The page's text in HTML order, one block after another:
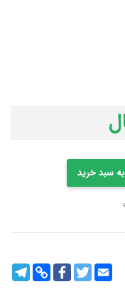
سبد خرید
Copy
Link
FacebookTwitterEmail